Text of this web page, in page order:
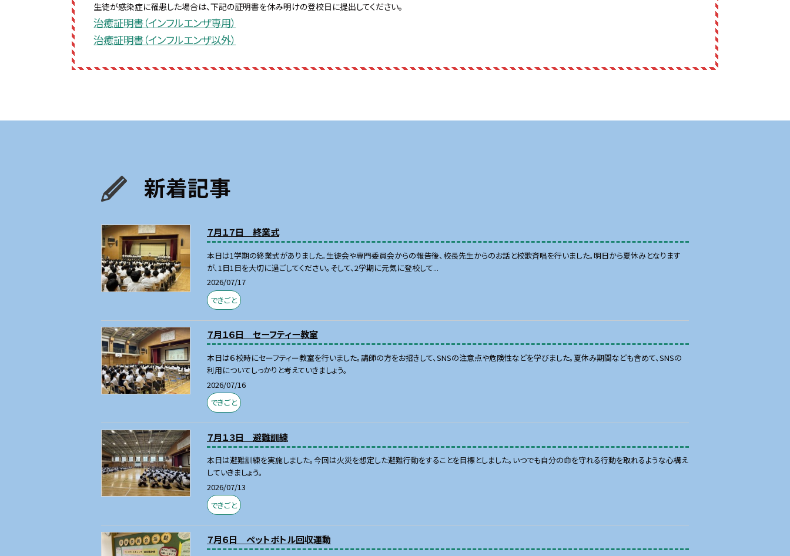
生徒が感染症に罹患した場合は、下記の証明書を休み明けの登校日に提出してください。
治癒証明書（インフルエンザ専用）
治癒証明書（インフルエンザ以外）
新着記事
７月１７日 終業式
本日は1学期の終業式がありました。生徒会や専門委員会からの報告後、校長先生からのお話と校歌斉唱を行いました。明日から夏休みとなります
が、1日1日を大切に過ごしてください。そして、2学期に元気に登校して...
2026/07/17
できごと
７月１６日 セーフティー教室
本日は６校時にセーフティー教室を行いました。講師の方をお招きして、SNSの注意点や危険性などを学びました。夏休み期間なども含めて、SNSの
利用についてしっかりと考えていきましょう。
2026/07/16
できごと
７月１３日 避難訓練
本日は避難訓練を実施しました。今回は火災を想定した避難行動をすることを目標としました。いつでも自分の命を守れる行動を取れるような心構え
していきましょう。
2026/07/13
できごと
７月６日 ペットボトル回収運動